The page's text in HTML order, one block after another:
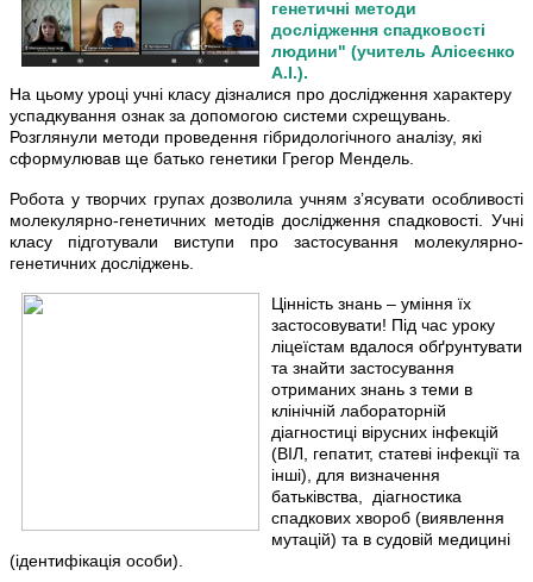
генетичні методи
дослідження спадковості
людини" (учитель Алісеєнко
А.І.).
На цьому уроці учні класу дізналися про дослідження характеру
успадкування ознак за допомогою системи схрещувань.
Розглянули методи проведення гібридологічного аналізу, які
сформулював ще батько генетики Грегор Мендель.
Робота у творчих групах дозволила учням з’ясувати особливості
молекулярно-генетичних методів дослідження спадковості. Учні
класу підготували виступи про застосування молекулярно-
генетичних досліджень.
Цінність знань – уміння їх
застосовувати! Під час уроку
ліцеїстам вдалося обґрунтувати
та знайти застосування
отриманих знань з теми в
клінічній лабораторній
діагностиці вірусних інфекцій
(ВІЛ, гепатит, статеві інфекції та
інші), для визначення
батьківства, діагностика
спадкових хвороб (виявлення
мутацій) та в судовій медицині
(ідентифікація особи).